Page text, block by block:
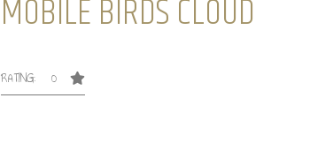
MOBILE BIRDS CLOUD
RATING: 0